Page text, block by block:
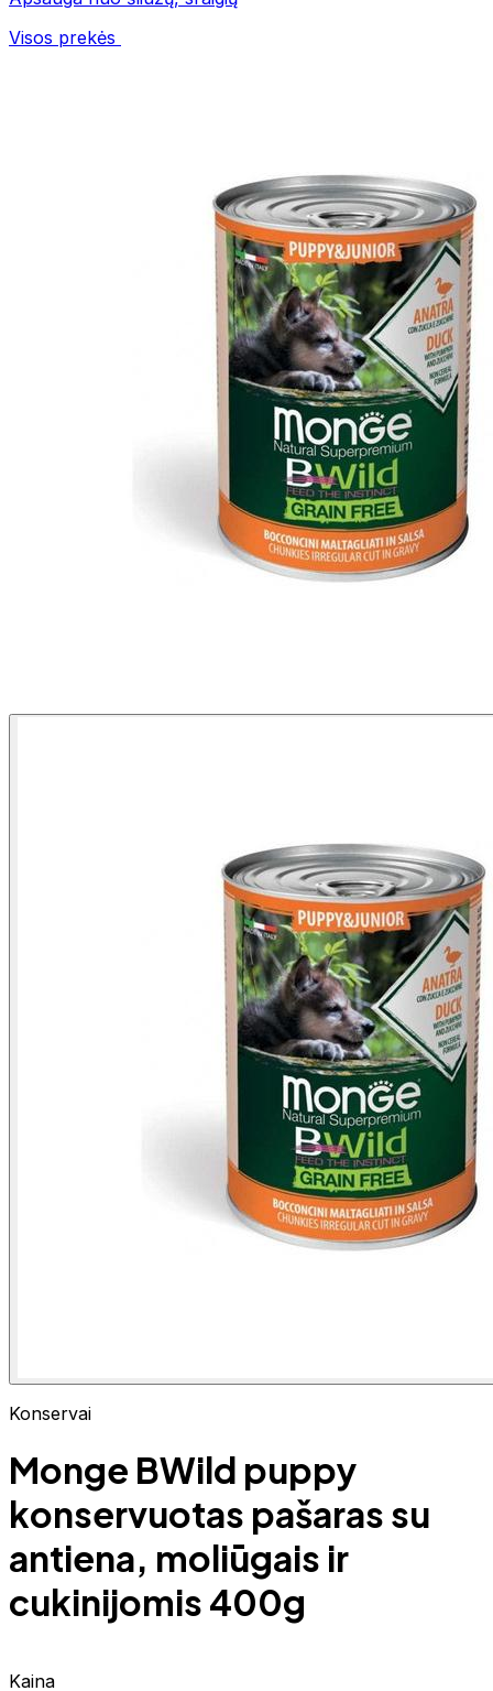
Visos prekės
Konservai
Monge BWild puppy
konservuotas pašaras su
antiena, moliūgais ir
cukinijomis 400g
Kaina